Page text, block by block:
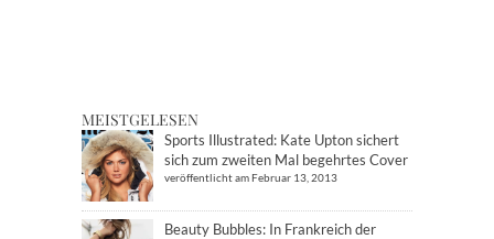
MEISTGELESEN
Sports Illustrated: Kate Upton sichert
sich zum zweiten Mal begehrtes Cover
veröffentlicht am Februar 13, 2013
Beauty Bubbles: In Frankreich der